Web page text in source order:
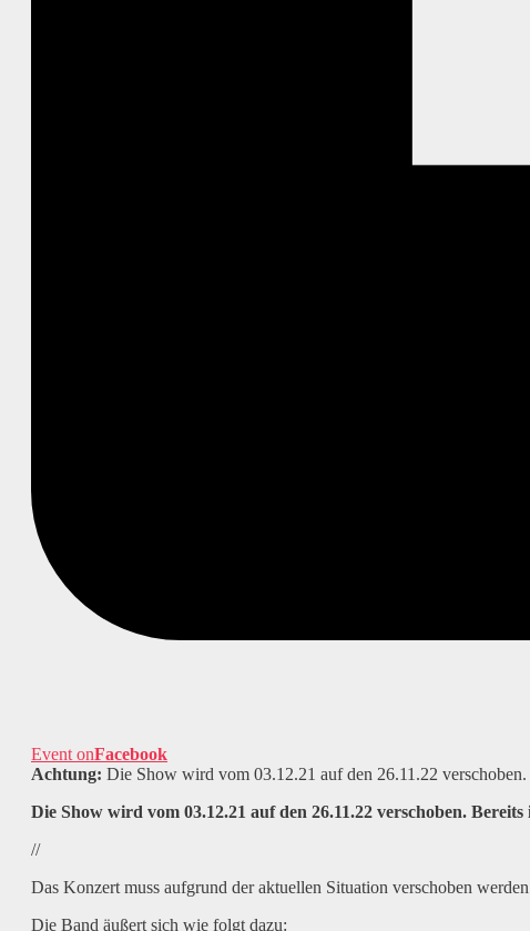
Event onFacebook
Achtung: Die Show wird vom 03.12.21 auf den 26.11.22 verschoben.
Die Show wird vom 03.12.21 auf den 26.11.22 verschoben.
//
Das Konzert muss aufgrund der aktuellen Situation verschoben
Die Band äußert sich wie folgt dazu: